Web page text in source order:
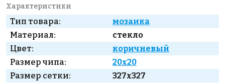
Характеристики
Тип товара:
мозаика
Материал:
стекло
Цвет:
коричневый
Размер чипа:
20x20
Размер сетки:
327x327